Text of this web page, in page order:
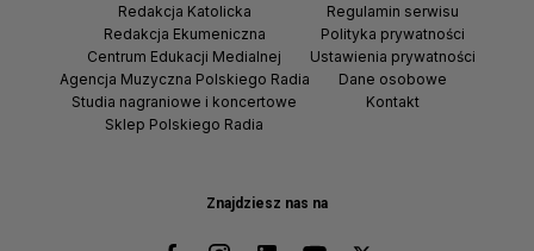
Znajdziesz nas na
Redakcja Katolicka
Redakcja Ekumeniczna
Centrum Edukacji Medialnej
Agencja Muzyczna Polskiego Radia
Studia nagraniowe i koncertowe
Sklep Polskiego Radia
Regulamin serwisu
Polityka prywatności
Ustawienia prywatności
Dane osobowe
Kontakt